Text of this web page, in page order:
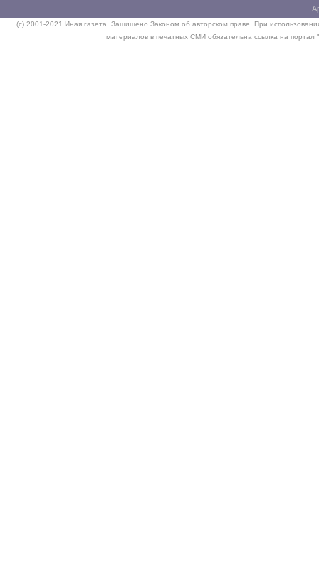
(c) 2001-2021 Иная газета. Защищено Законом об авторском праве. При
материалов в печатных СМИ обязательна ссылка на